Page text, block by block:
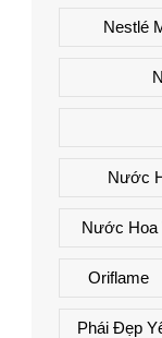
Nestlé
Nước
Nước Hoa
Oriflame
Phái Đẹp